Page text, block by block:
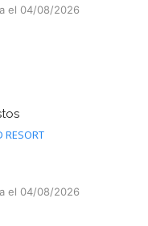
el 04/08/2026
RESORT
el 04/08/2026